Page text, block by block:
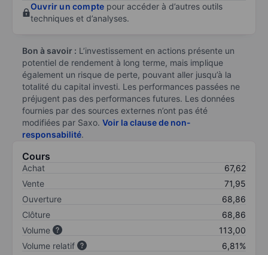
Ouvrir un compte pour accéder à d’autres outils
techniques et d’analyses.
Bon à savoir : L’investissement en actions présente un
potentiel de rendement à long terme, mais implique
également un risque de perte, pouvant aller jusqu’à la
totalité du capital investi. Les performances passées ne
préjugent pas des performances futures. Les données
fournies par des sources externes n’ont pas été
modifiées par Saxo. Voir la clause de non-
responsabilité.
Cours
Achat
67,62
Vente
71,95
Ouverture
68,86
Clôture
68,86
Volume
113,00
Volume relatif
6,81%